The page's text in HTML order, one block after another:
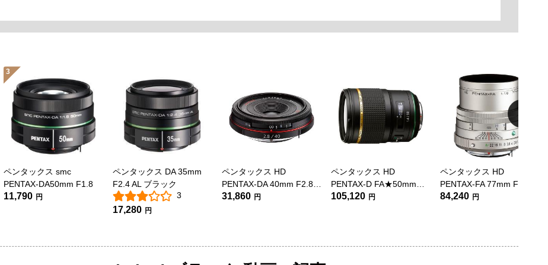
3
ペンタックス smc
PENTAX-DA50mm F1.8
11,790 円
ペンタックス DA 35mm
F2.4 AL ブラック
3
17,280 円
ペンタックス HD
PENTAX-DA 40mm F2.8
Limited ブラック
31,860 円
ペンタックス HD
PENTAX-D FA★50mm
F1.4 SDM AW
105,120 円
ペンタックス HD
PENTAX-FA 77mm F1.8
Limited シルバー
84,240 円